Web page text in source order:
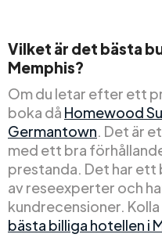
Vilket är det bästa
Memphis?
Om du letar efter ett
boka då Homewood
Germantown. Det är
med ett bra
prestanda. Det har ett
av reseexperter och
kundrecensioner.
bästa billiga hotellen i